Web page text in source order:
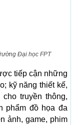
Đại học FPT
tiếp cận những
kỹ năng thiết kế,
truyền thông,
phẩm đồ họa đa
ảnh, game, phim